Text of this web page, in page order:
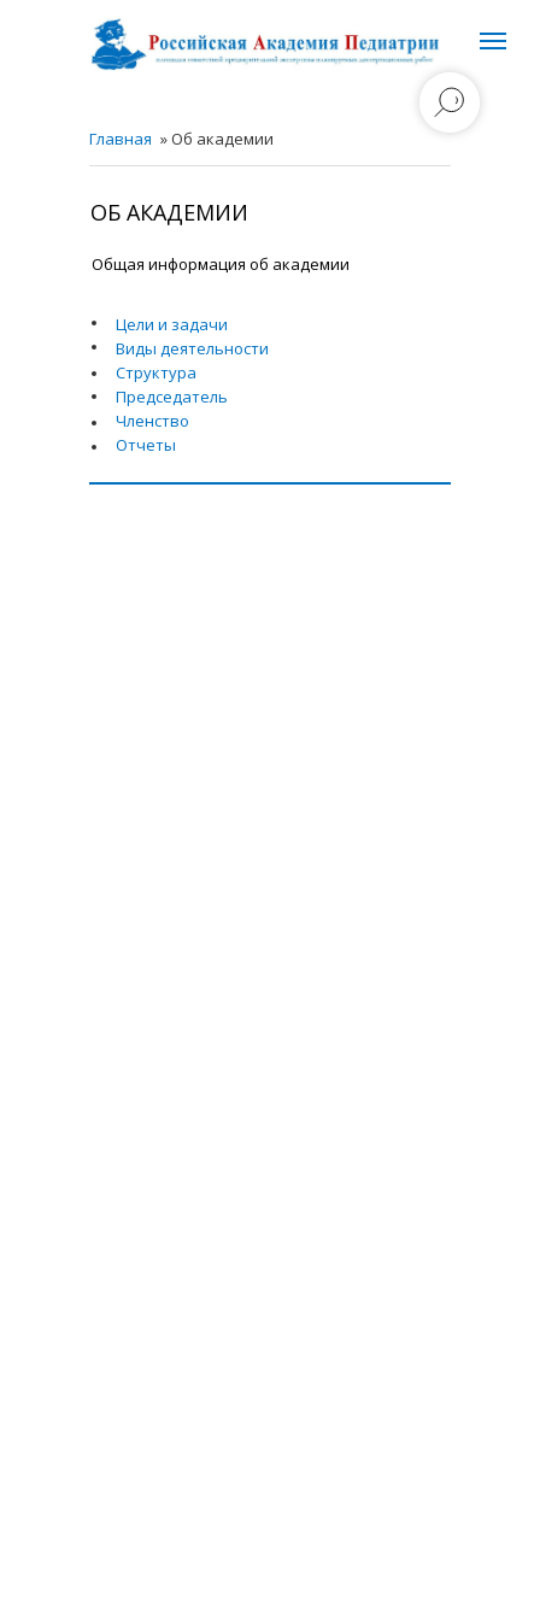
Общая информация об академии
Цели и задачи
Виды деятельности
Структура
Председатель
Членство
Отчеты
ОБ АКАДЕМИИ
Главная » Об академии